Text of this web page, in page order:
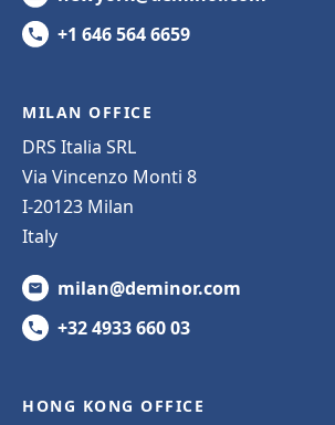
+1 646 564 6659
MILAN OFFICE
DRS Italia SRL
Via Vincenzo Monti 8
I-20123 Milan
Italy
milan@deminor.com
+32 4933 660 03
HONG KONG OFFICE